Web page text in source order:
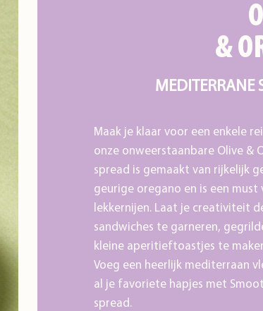
&
MEDITERRANE
Maak je klaar voor een enkele
onze onweerstaanbare Olive &
spread is gemaakt van rijkelijk
geurige oregano en is een
lekkernijen. Laat je creativiteit
sandwiches te garneren,
kleine aperitieftoastjes te
Voeg een heerlijk mediterraan
al je favoriete hapjes met
spread.